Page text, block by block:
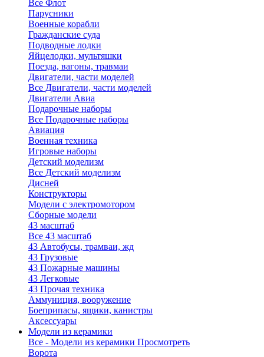
Все Флот
Парусники
Военные корабли
Гражданские суда
Подводные лодки
Яйцелодки, мультяшки
Поезда, вагоны, травмаи
Двигатели, части моделей
Все Двигатели, части моделей
Двигатели Авиа
Подарочные наборы
Все Подарочные наборы
Авиация
Военная техника
Игровые наборы
Детский моделизм
Все Детский моделизм
Дисней
Конструкторы
Модели с электромотором
Сборные модели
43 масштаб
Все 43 масштаб
43 Автобусы, трамваи, жд
43 Грузовые
43 Пожарные машины
43 Легковые
43 Прочая техника
Аммуниция, вооружение
Боеприпасы, ящики, канистры
Аксессуары
Модели из керамики
Все - Модели из керамики Просмотреть
Ворота